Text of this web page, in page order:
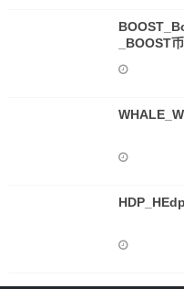
_BOOST币